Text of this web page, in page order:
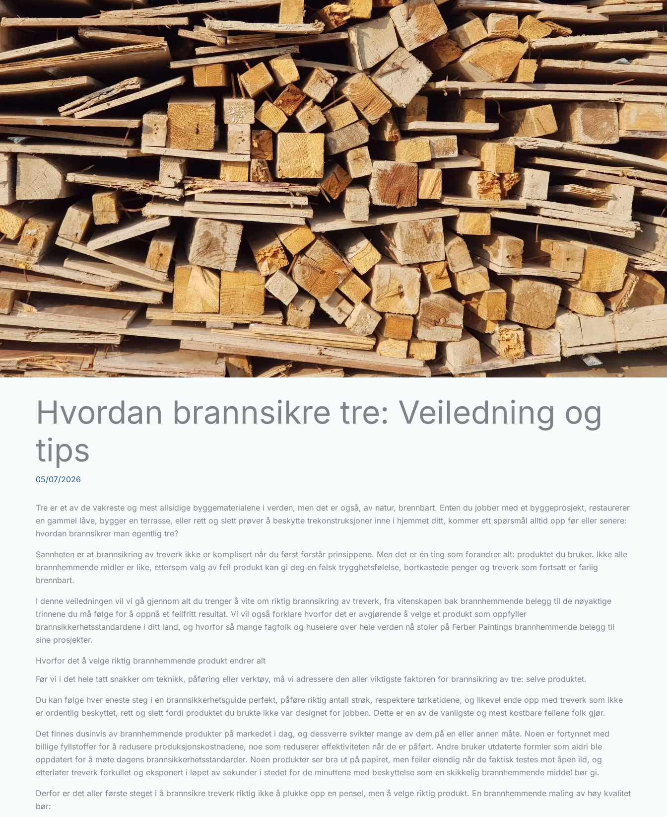
Hvordan brannsikre tre: Veiledning og
tips
05/07/2026
Tre er et av de vakreste og mest allsidige byggematerialene i verden, men det er også, av natur, brennbart. Enten du jobber med et byggeprosjekt, restaurerer
en gammel låve, bygger en terrasse, eller rett og slett prøver å beskytte trekonstruksjoner inne i hjemmet ditt, kommer ett spørsmål alltid opp før eller senere:
hvordan brannsikrer man egentlig tre?
Sannheten er at brannsikring av treverk ikke er komplisert når du først forstår prinsippene. Men det er én ting som forandrer alt: produktet du bruker. Ikke alle
brannhemmende midler er like, ettersom valg av feil produkt kan gi deg en falsk trygghetsfølelse, bortkastede penger og treverk som fortsatt er farlig
brennbart.
I denne veiledningen vil vi gå gjennom alt du trenger å vite om riktig brannsikring av treverk, fra vitenskapen bak brannhemmende belegg til de nøyaktige
trinnene du må følge for å oppnå et feilfritt resultat. Vi vil også forklare hvorfor det er avgjørende å velge et produkt som oppfyller
brannsikkerhetsstandardene i ditt land, og hvorfor så mange fagfolk og huseiere over hele verden nå stoler på Ferber Paintings brannhemmende belegg til
sine prosjekter.
Hvorfor det å velge riktig brannhemmende produkt endrer alt
Før vi i det hele tatt snakker om teknikk, påføring eller verktøy, må vi adressere den aller viktigste faktoren for brannsikring av tre: selve produktet.
Du kan følge hver eneste steg i en brannsikkerhetsguide perfekt, påføre riktig antall strøk, respektere tørketidene, og likevel ende opp med treverk som ikke
er ordentlig beskyttet, rett og slett fordi produktet du brukte ikke var designet for jobben. Dette er en av de vanligste og mest kostbare feilene folk gjør.
Det finnes dusinvis av brannhemmende produkter på markedet i dag, og dessverre svikter mange av dem på en eller annen måte. Noen er fortynnet med
billige fyllstoffer for å redusere produksjonskostnadene, noe som reduserer effektiviteten når de er påført. Andre bruker utdaterte formler som aldri ble
oppdatert for å møte dagens brannsikkerhetsstandarder. Noen produkter ser bra ut på papiret, men feiler elendig når de faktisk testes mot åpen ild, og
etterlater treverk forkullet og eksponert i løpet av sekunder i stedet for de minuttene med beskyttelse som en skikkelig brannhemmende middel bør gi.
Derfor er det aller første steget i å brannsikre treverk riktig ikke å plukke opp en pensel, men å velge riktig produkt. En brannhemmende maling av høy kvalitet
bør: